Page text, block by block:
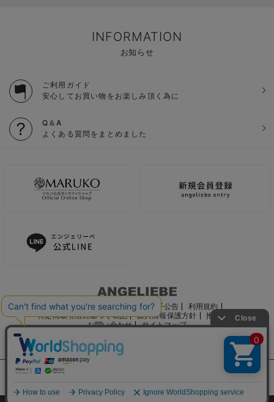
INFORMATION
お知らせ
ご利用ガイド
安心してお買い物をお楽しみ頂く為に
Q＆A
よくある質問をまとめました
ご利用ガイド 会社概要 電子公告
利用規約
特定商取引法に基づく表記
個人情報保護方針
推奨環境
お問い合わせ
サイトマップ
サイト内の文章、画像などの著作物はマルコ株式会社に属します。